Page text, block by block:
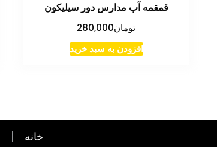
قمقمه آب مدارس دور سیلیکون
تومان280,000
افزودن به سبد خرید
خانه